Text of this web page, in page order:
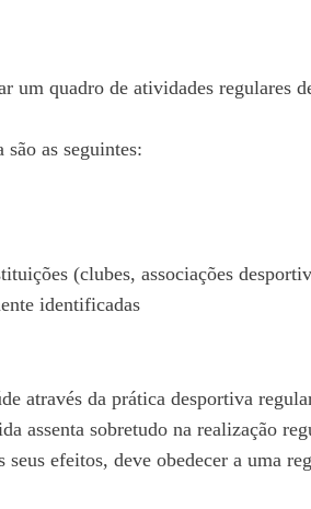
quadro de atividades regulares
as seguintes:
(clubes, associações
identificadas
através da prática desportiva
assenta sobretudo na realização
efeitos, deve obedecer a uma